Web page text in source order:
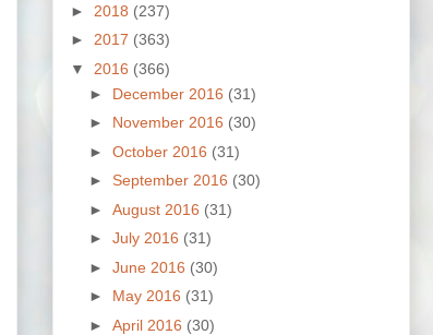
► 2018 (237)
► 2017 (363)
▼ 2016 (366)
► December 2016 (31)
► November 2016 (30)
► October 2016 (31)
► September 2016 (30)
► August 2016 (31)
► July 2016 (31)
► June 2016 (30)
► May 2016 (31)
► April 2016 (30)